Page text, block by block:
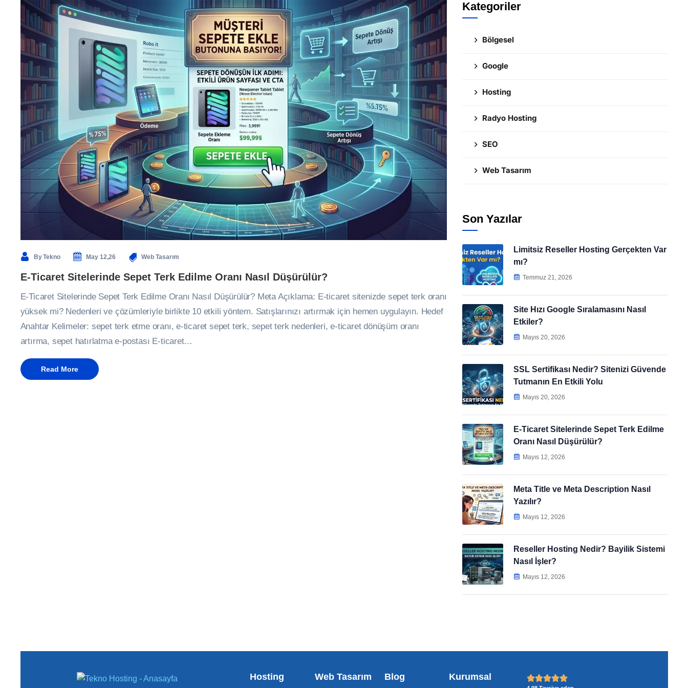
ByTekno May 12,26 Web Tasarım
E-Ticaret Sitelerinde Sepet Terk Edilme Oranı Nasıl Düşürülür?
E-Ticaret Sitelerinde Sepet Terk Edilme Oranı Nasıl Düşürülür? Meta Açıklama: E-ticaret sitenizde sepet terk oranı
yüksek mi? Nedenleri ve çözümleriyle birlikte 10 etkili yöntem. Satışlarınızı artırmak için hemen uygulayın. Hedef
Anahtar Kelimeler: sepet terk etme oranı, e-ticaret sepet terk, sepet terk nedenleri, e-ticaret dönüşüm oranı
artırma, sepet hatırlatma e-postası E-ticaret…
Read More
Kategoriler
Bölgesel
Google
Hosting
Radyo Hosting
SEO
Web Tasarım
Son Yazılar
Limitsiz Reseller Hosting Gerçekten Var
mı?
Temmuz 21, 2026
Site Hızı Google Sıralamasını Nasıl
Etkiler?
Mayıs 20, 2026
SSL Sertifikası Nedir? Sitenizi Güvende
Tutmanın En Etkili Yolu
Mayıs 20, 2026
E-Ticaret Sitelerinde Sepet Terk Edilme
Oranı Nasıl Düşürülür?
Mayıs 12, 2026
Meta Title ve Meta Description Nasıl
Yazılır?
Mayıs 12, 2026
Reseller Hosting Nedir? Bayilik Sistemi
Nasıl İşler?
Mayıs 12, 2026
Hosting Web Tasarım Blog Kurumsal